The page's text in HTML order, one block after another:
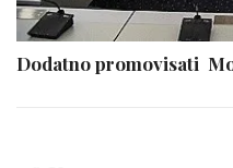
Dodatno promovisati